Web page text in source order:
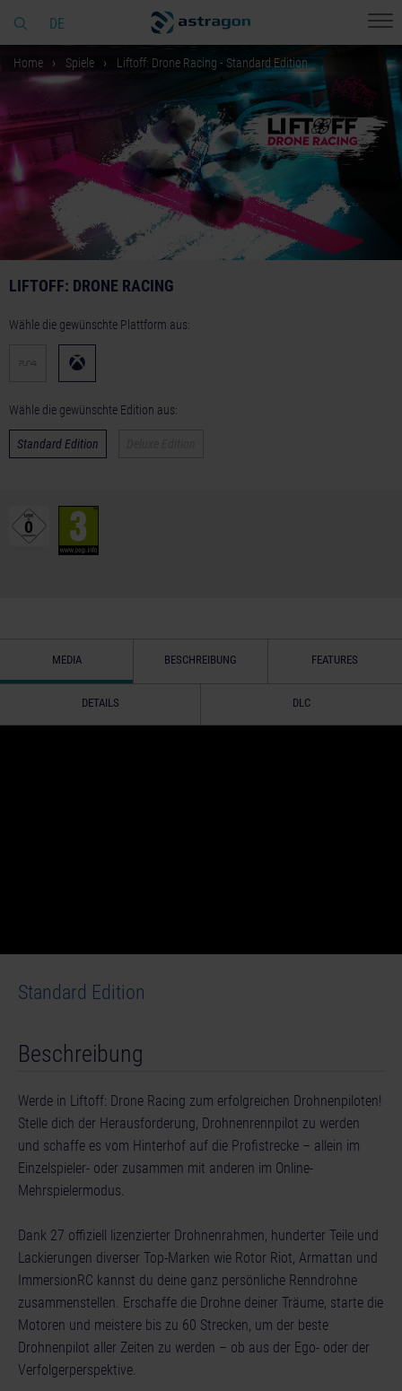
DE
Home Spiele Liftoff: Drone Racing - Standard Edition
LIFTOFF: DRONE RACING
Wähle die gewünschte Plattform aus:
Wähle die gewünschte Edition aus:
Standard Edition
MEDIA BESCHREIBUNG FEATURES
DETAILS DLC
Standard Edition
Beschreibung
Werde in Liftoff: Drone Racing zum erfolgreichen Drohnenpiloten!
Stelle dich der Herausforderung, Drohnenrennpilot zu werden
und schaffe es vom Hinterhof auf die Profistrecke – allein im
Einzelspieler- oder zusammen mit anderen im Online-
Mehrspielermodus.
Dank 27 offiziell lizenzierter Drohnenrahmen, hunderter Teile und
Lackierungen diverser Top-Marken wie Rotor Riot, Armattan und
ImmersionRC kannst du deine ganz persönliche Renndrohne
zusammenstellen. Erschaffe die Drohne deiner Träume, starte die
Motoren und meistere bis zu 60 Strecken, um der beste
Drohnenpilot aller Zeiten zu werden – ob aus der Ego- oder der
Verfolgerperspektive.